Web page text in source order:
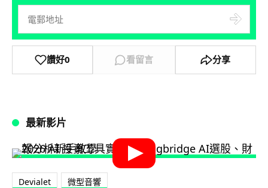
讚好0 看留言 分享
最新影片
Devialet 微型音響